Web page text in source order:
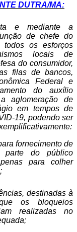
DUTRA/MA:
e mediante a
de chefe do
todos os esforços
locais de
do consumidor,
filas de bancos,
Federal e
do auxílio
aglomeração de
em tempos de
19, podendo ser
fornecimento de
parte do público
para colher
destinadas à
os bloqueios
realizadas no